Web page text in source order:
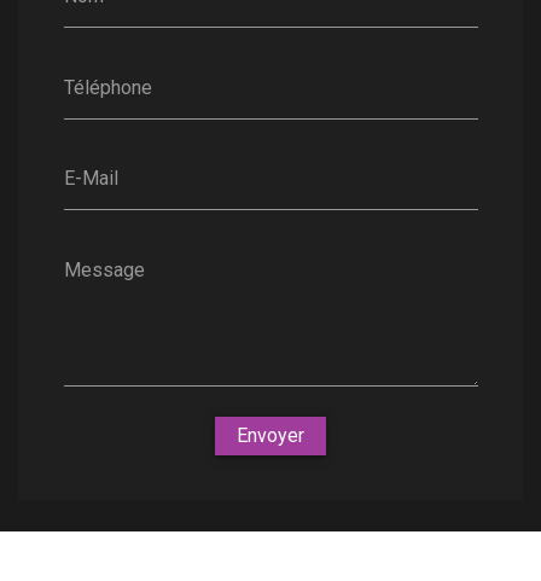
Téléphone
E-Mail
Message
Envoyer